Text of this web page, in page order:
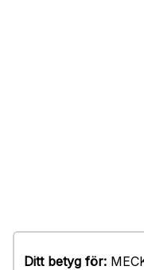
Ditt betyg för: